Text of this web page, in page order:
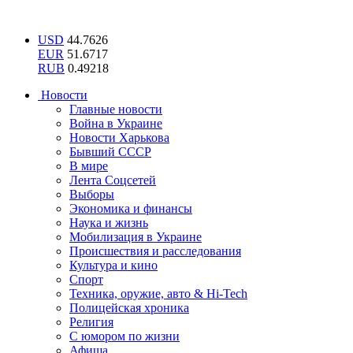
USD 44.7626
EUR 51.6717
RUB 0.49218
Новости
Главные новости
Война в Украине
Новости Харькова
Бывший СССР
В мире
Лента Соцсетей
Выборы
Экономика и финансы
Наука и жизнь
Мобилизация в Украине
Происшествия и расследования
Культура и кино
Спорт
Техника, оружие, авто & Hi-Tech
Полицейская хроника
Религия
С юмором по жизни
Афиша